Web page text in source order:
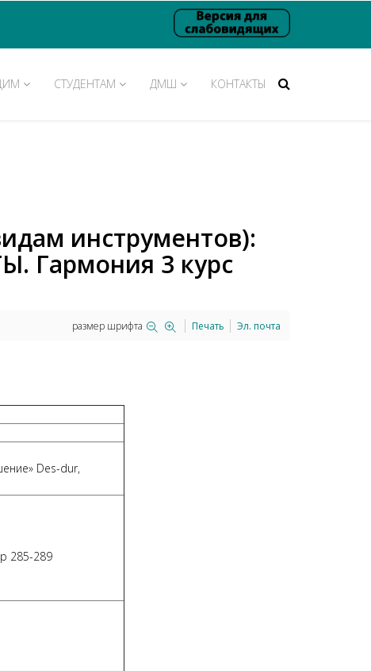
СТУДЕНТАМ ДМШ КОНТАКТЫ
инструментов):
Гармония 3 курс
размер шрифта Печать Эл. почта
Des-dur,
285-289